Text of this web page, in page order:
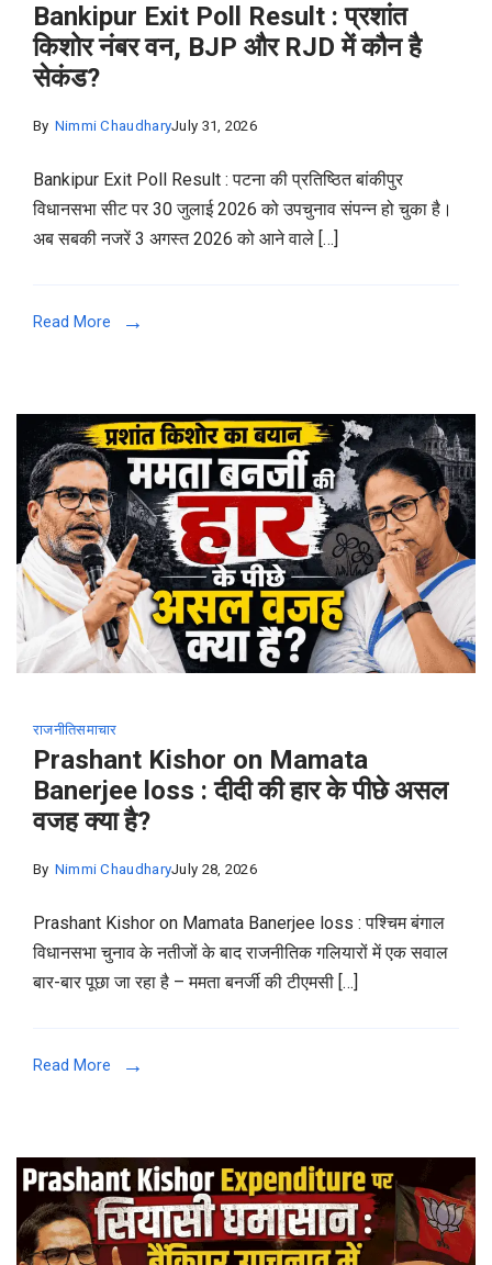
Bankipur Exit Poll Result : प्रशांत
किशोर नंबर वन, BJP और RJD में कौन है
सेकंड?
By Nimmi ChaudharyJuly 31, 2026
Bankipur Exit Poll Result : पटना की प्रतिष्ठित बांकीपुर
विधानसभा सीट पर 30 जुलाई 2026 को उपचुनाव संपन्न हो चुका है।
अब सबकी नजरें 3 अगस्त 2026 को आने वाले […]
Read More
राजनीतिसमाचार
Prashant Kishor on Mamata
Banerjee loss : दीदी की हार के पीछे असल
वजह क्या है?
By Nimmi ChaudharyJuly 28, 2026
Prashant Kishor on Mamata Banerjee loss : पश्चिम बंगाल
विधानसभा चुनाव के नतीजों के बाद राजनीतिक गलियारों में एक सवाल
बार-बार पूछा जा रहा है – ममता बनर्जी की टीएमसी […]
Read More